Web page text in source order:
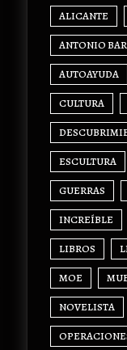
ALICANTE
ANTONIO
AUTOAYUDA
CULTURA
ESCULTURA
GUERRAS
INCREÍBLE
LIBROS
MOE
NOVELISTA